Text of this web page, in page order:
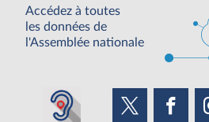
Accédez à toutes
les données de
l'Assemblée nationale